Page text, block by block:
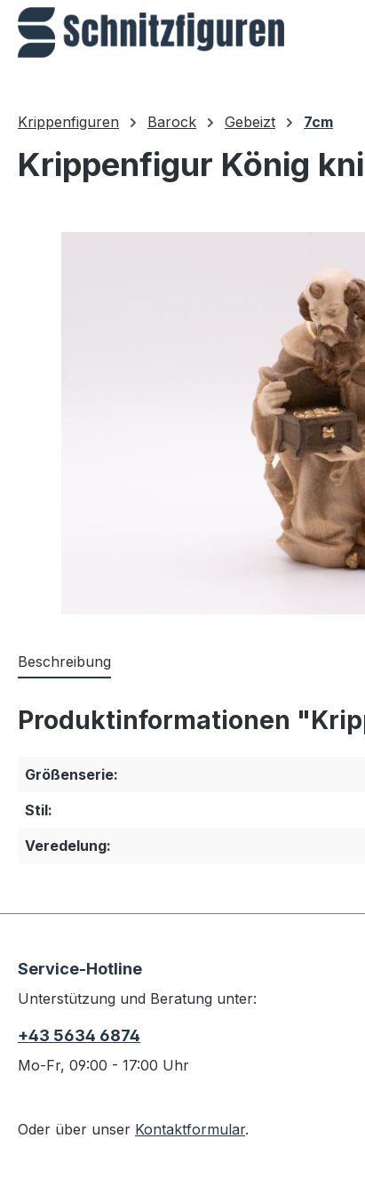
Hauptinhalt springen
Zur Suche springen
Zur Hauptnavigation springen
Krippenfiguren Barock Gebeizt 7cm
Krippenfigur König
Beschreibung
Produktinformationen
Größenserie:
Stil:
Veredelung:
Service-Hotline
Unterstützung und Beratung unter:
+43 5634 6874
Mo-Fr, 09:00 - 17:00 Uhr
Oder über unser Kontaktformular.